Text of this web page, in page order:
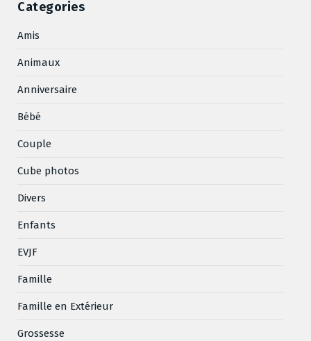
Categories
Amis
Animaux
Anniversaire
Bébé
Couple
Cube photos
Divers
Enfants
EVJF
Famille
Famille en Extérieur
Grossesse